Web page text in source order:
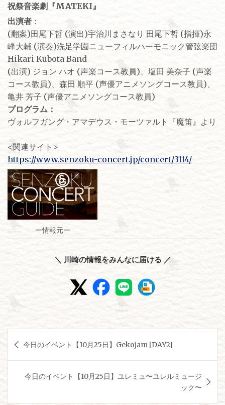
祝祭音楽劇『MATEKI』
出演者 ：
(翻案)田尾下哲 (演出)宇治川まさなり 田尾下哲 (指揮)永
峰大輔 (演奏)洗足学園ニューフィルハーモニック管弦楽団
Hikari Kubota Band
(出演) ジョン ハオ (声楽コース教員)、塩田 美奈子 (声楽
コース教員)、森田 順平 (声優アニメソングコース教員)、
亀井 芳子 (声優アニメソングコース教員)
プログラム：
ヴォルフガング・アマデウス・モーツァルト『魔笛』より
<関連サイト>
https://www.senzoku-concert.jp/concert/3114/
ー情報元ー
＼ 川崎の情報をみんなに届ける ／
稿
ゲ
今日のイベント【10月25日】Gekojam [DAY2]
今日のイベント【10月25日】ユレミュ〜ユレルミュージ
ック〜